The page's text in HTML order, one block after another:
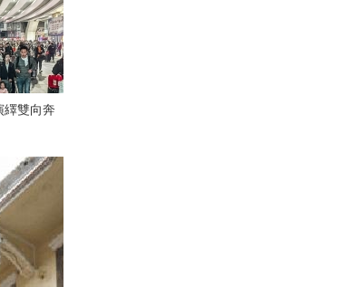
繹雙向奔